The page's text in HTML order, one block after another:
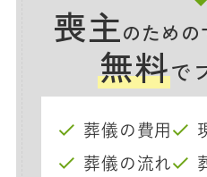
喪主のための
無料で
葬儀の費用
葬儀の流れ